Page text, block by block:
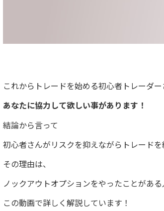
これからトレードを始める初心者トレーダ
あなたに協力して欲しい事があります！
結論から言って
初心者さんがリスクを抑えながらトレード
その理由は、
ノックアウトオプションをやったことがあ
この動画で詳しく解説しています！